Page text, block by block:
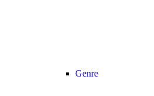
Genre